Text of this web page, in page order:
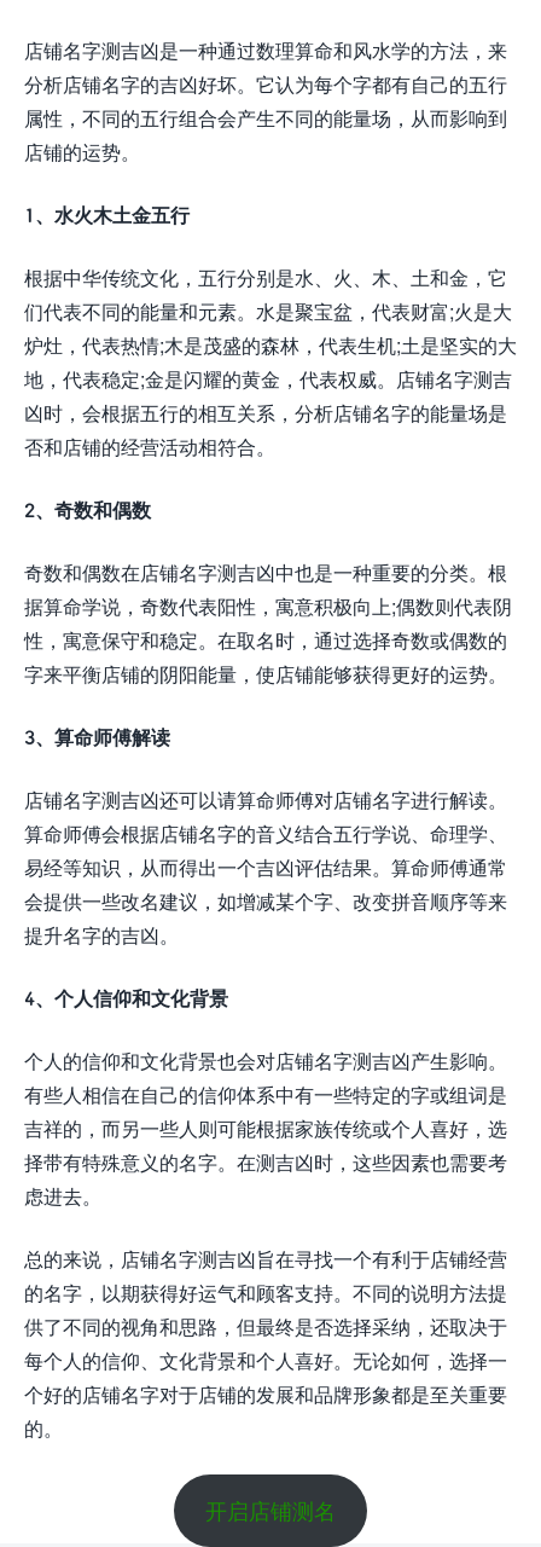
店铺名字测吉凶是一种通过数理算命和风水学的方法，来
分析店铺名字的吉凶好坏。它认为每个字都有自己的五行
属性，不同的五行组合会产生不同的能量场，从而影响到
店铺的运势。
1、水火木土金五行
根据中华传统文化，五行分别是水、火、木、土和金，它
们代表不同的能量和元素。水是聚宝盆，代表财富;火是大
炉灶，代表热情;木是茂盛的森林，代表生机;土是坚实的大
地，代表稳定;金是闪耀的黄金，代表权威。店铺名字测吉
凶时，会根据五行的相互关系，分析店铺名字的能量场是
否和店铺的经营活动相符合。
2、奇数和偶数
奇数和偶数在店铺名字测吉凶中也是一种重要的分类。根
据算命学说，奇数代表阳性，寓意积极向上;偶数则代表阴
性，寓意保守和稳定。在取名时，通过选择奇数或偶数的
字来平衡店铺的阴阳能量，使店铺能够获得更好的运势。
3、算命师傅解读
店铺名字测吉凶还可以请算命师傅对店铺名字进行解读。
算命师傅会根据店铺名字的音义结合五行学说、命理学、
易经等知识，从而得出一个吉凶评估结果。算命师傅通常
会提供一些改名建议，如增减某个字、改变拼音顺序等来
提升名字的吉凶。
4、个人信仰和文化背景
个人的信仰和文化背景也会对店铺名字测吉凶产生影响。
有些人相信在自己的信仰体系中有一些特定的字或组词是
吉祥的，而另一些人则可能根据家族传统或个人喜好，选
择带有特殊意义的名字。在测吉凶时，这些因素也需要考
虑进去。
总的来说，店铺名字测吉凶旨在寻找一个有利于店铺经营
的名字，以期获得好运气和顾客支持。不同的说明方法提
供了不同的视角和思路，但最终是否选择采纳，还取决于
每个人的信仰、文化背景和个人喜好。无论如何，选择一
个好的店铺名字对于店铺的发展和品牌形象都是至关重要
的。
开启店铺测名